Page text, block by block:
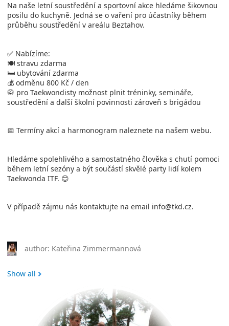
Na naše letní soustředění a sportovní akce hledáme šikovnou
posilu do kuchyně. Jedná se o vaření pro účastníky během
průběhu soustředění v areálu Beztahov.
✅ Nabízíme:
🍽️ stravu zdarma
🛏️ ubytování zdarma
💰 odměnu 800 Kč / den
🥋 pro Taekwondisty možnost plnit tréninky, semináře,
soustředění a další školní povinnosti zároveň s brigádou
📅 Termíny akcí a harmonogram naleznete na našem webu.
Hledáme spolehlivého a samostatného člověka s chutí pomoci
během letní sezóny a být součástí skvělé party lidí kolem
Taekwonda ITF. 😊
V případě zájmu nás kontaktujte na email info@tkd.cz.
author: Kateřina Zimmermannová
Show all